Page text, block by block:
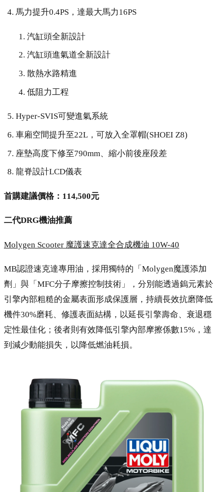
馬力提升0.4PS，達最大馬力16PS
汽缸頭全新設計
汽缸頭進氣道全新設計
散熱水路精進
低阻力工程
Hyper-SVIS可變進氣系統
車廂空間提升至22L，可放入全罩帽(SHOEI Z8)
座墊高度下修至790mm、縮小前後座段差
龍脊設計LCD儀表
首購建議價格：114,500元
二代DRG機油推薦
Molygen Scooter 魔護速克達全合成機油 10W-40
MB認證速克達專用油，採用獨特的「Molygen魔護添加
劑」與「MFC分子摩擦控制技術」，分別能透過鎢元素於
引擎內部粗糙的金屬表面形成保護層，持續長效抗磨降低
機件30%磨耗、修護表面結構，以延長引擎壽命、衰退穩
定性最佳化；後者則有效降低引擎內部摩擦係數15%，達
到減少動能損失，以降低燃油耗損。